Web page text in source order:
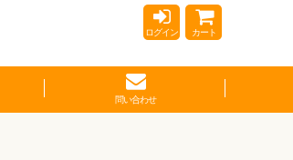
ログイン カート
問い合わせ